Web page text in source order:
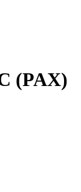
(PAX)